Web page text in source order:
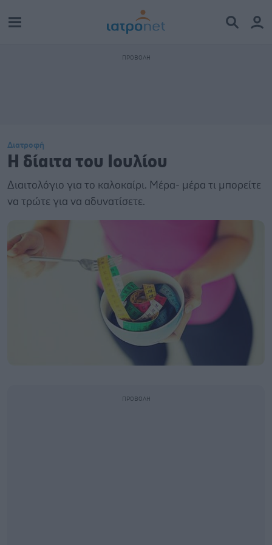
Διατροφή
H δίαιτα του Ιουλίου
Διαιτολόγιο για το καλοκαίρι. Μέρα- μέρα τι μπορείτε
να τρώτε για να αδυνατίσετε.